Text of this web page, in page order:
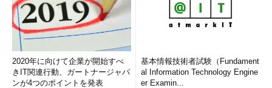
2020年に向けて企業が開始すべ
きIT関連行動、ガートナージャパ
ンが4つのポイントを発表
基本情報技術者試験（Fundament
al Information Technology Engine
er Examin...